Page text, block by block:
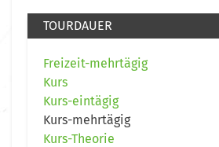
TOURDAUER
Freizeit-mehrtägig
Kurs
Kurs-eintägig
Kurs-mehrtägig
Kurs-Theorie